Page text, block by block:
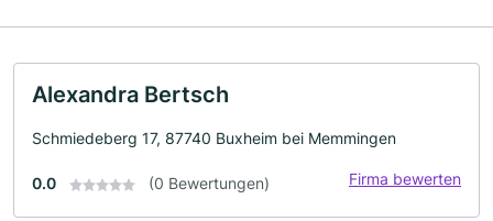
Alexandra Bertsch
Schmiedeberg 17, 87740 Buxheim bei Memmingen
0.0 (0 Bewertungen) Firma bewerten